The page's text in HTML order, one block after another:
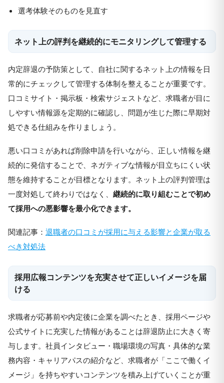
選考体験そのものを見直す
ネット上の評判を継続的にモニタリングして管理する
内定辞退の予防策として、自社に関するネット上の情報を日
常的にチェックして管理する体制を整えることが重要です。
口コミサイト・掲示板・検索サジェストなど、求職者が目に
しやすい情報源を定期的に確認し、問題が生じた際に早期対
処できる仕組みを作りましょう。
悪い口コミがあれば削除申請を行いながら、正しい情報を継
続的に発信することで、ネガティブな情報が目立ちにくい状
態を維持することが目標となります。ネット上の評判管理は
一度対処して終わりではなく、 継続的に取り組むことで初め
て採用への悪影響を最小化できます。
関連記事： 退職者の口コミが採用に与える影響と企業が取る
べき対処法
採用広報コンテンツを充実させて正しいイメージを届
ける
求職者が応募前や内定後に企業を調べたとき、採用ページや
公式サイトに充実した情報があることは辞退防止に大きく寄
与します。社員インタビュー・職場環境の写真・具体的な業
務内容・キャリアパスの紹介など、求職者が「ここで働くイ
メージ」を持ちやすいコンテンツを積み上げていくことが重